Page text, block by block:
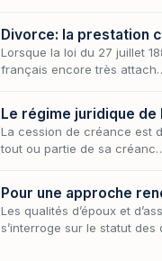
Divorce: la prestation
Lorsque la loi du 27 juillet
français encore très
Le régime juridique
La cession de créance est
tout ou partie de sa
Pour une approche
Les qualités d’époux et
s’interroge sur le statut des